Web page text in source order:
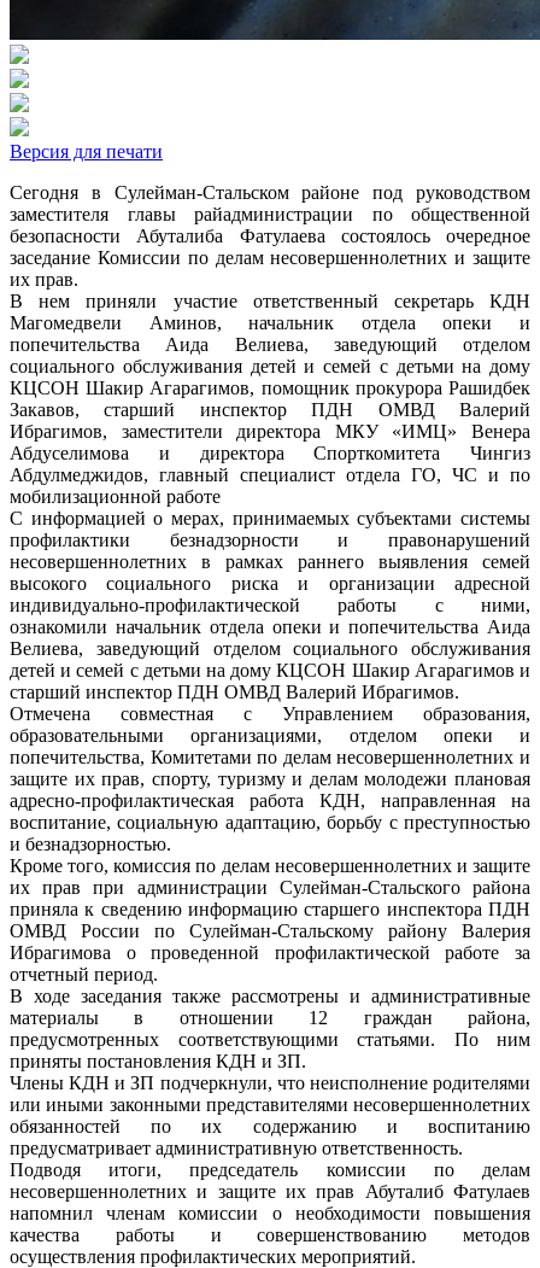
Версия для печати
Сегодня в Сулейман-Стальском районе под руководством
заместителя главы райадминистрации по общественной
безопасности Абуталиба Фатулаева состоялось очередное
заседание Комиссии по делам несовершеннолетних и защите
их прав.
В нем приняли участие ответственный секретарь КДН
Магомедвели Аминов, начальник отдела опеки и
попечительства Аида Велиева, заведующий отделом
социального обслуживания детей и семей с детьми на дому
КЦСОН Шакир Агарагимов, помощник прокурора Рашидбек
Закавов, старший инспектор ПДН ОМВД Валерий
Ибрагимов, заместители директора МКУ «ИМЦ» Венера
Абдуселимова и директора Спорткомитета Чингиз
Абдулмеджидов, главный специалист отдела ГО, ЧС и по
мобилизационной работе
С информацией о мерах, принимаемых субъектами системы
профилактики безнадзорности и правонарушений
несовершеннолетних в рамках раннего выявления семей
высокого социального риска и организации адресной
индивидуально-профилактической работы с ними,
ознакомили начальник отдела опеки и попечительства Аида
Велиева, заведующий отделом социального обслуживания
детей и семей с детьми на дому КЦСОН Шакир Агарагимов и
старший инспектор ПДН ОМВД Валерий Ибрагимов.
Отмечена совместная с Управлением образования,
образовательными организациями, отделом опеки и
попечительства, Комитетами по делам несовершеннолетних и
защите их прав, спорту, туризму и делам молодежи плановая
адресно-профилактическая работа КДН, направленная на
воспитание, социальную адаптацию, борьбу с преступностью
и безнадзорностью.
Кроме того, комиссия по делам несовершеннолетних и защите
их прав при администрации Сулейман-Стальского района
приняла к сведению информацию старшего инспектора ПДН
ОМВД России по Сулейман-Стальскому району Валерия
Ибрагимова о проведенной профилактической работе за
отчетный период.
В ходе заседания также рассмотрены и административные
материалы в отношении 12 граждан района,
предусмотренных соответствующими статьями. По ним
приняты постановления КДН и ЗП.
Члены КДН и ЗП подчеркнули, что неисполнение родителями
или иными законными представителями несовершеннолетних
обязанностей по их содержанию и воспитанию
предусматривает административную ответственность.
Подводя итоги, председатель комиссии по делам
несовершеннолетних и защите их прав Абуталиб Фатулаев
напомнил членам комиссии о необходимости повышения
качества работы и совершенствованию методов
осуществления профилактических мероприятий.